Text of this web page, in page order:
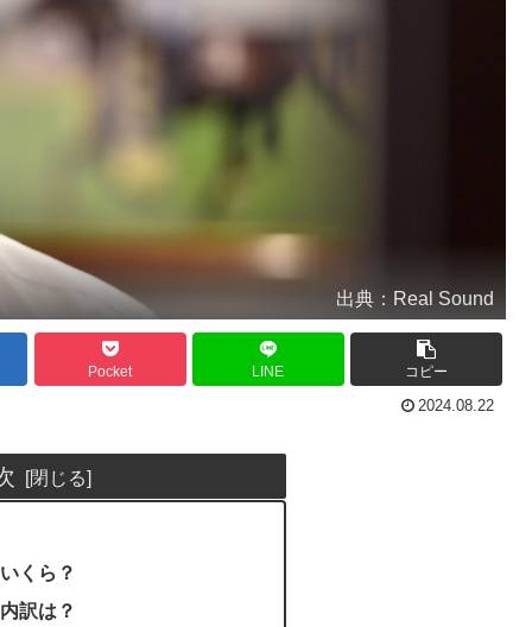
出典：Real Sound
Pocket LINE コピー
2024.08.22
くら？
訳は？